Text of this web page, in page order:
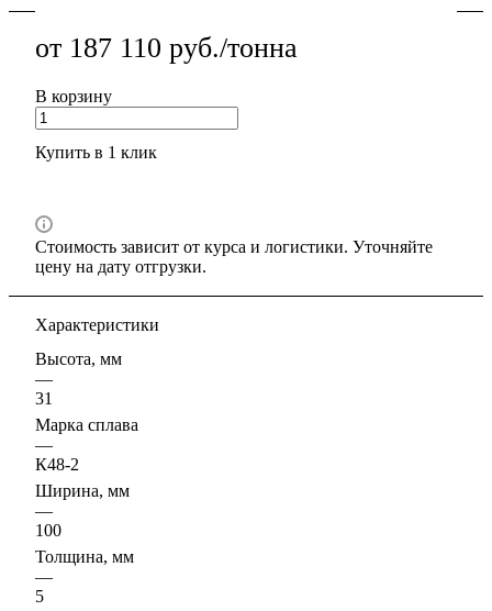
от 187 110 руб./тонна
В корзину
Купить в 1 клик
Стоимость зависит от курса и логистики. Уточняйте
цену на дату отгрузки.
Характеристики
Высота, мм
—
31
Марка сплава
—
К48-2
Ширина, мм
—
100
Толщина, мм
—
5